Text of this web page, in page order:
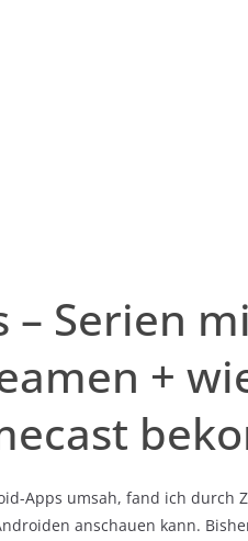
– Serien
+
Apps umsah, fand ich durch
anschauen kann.